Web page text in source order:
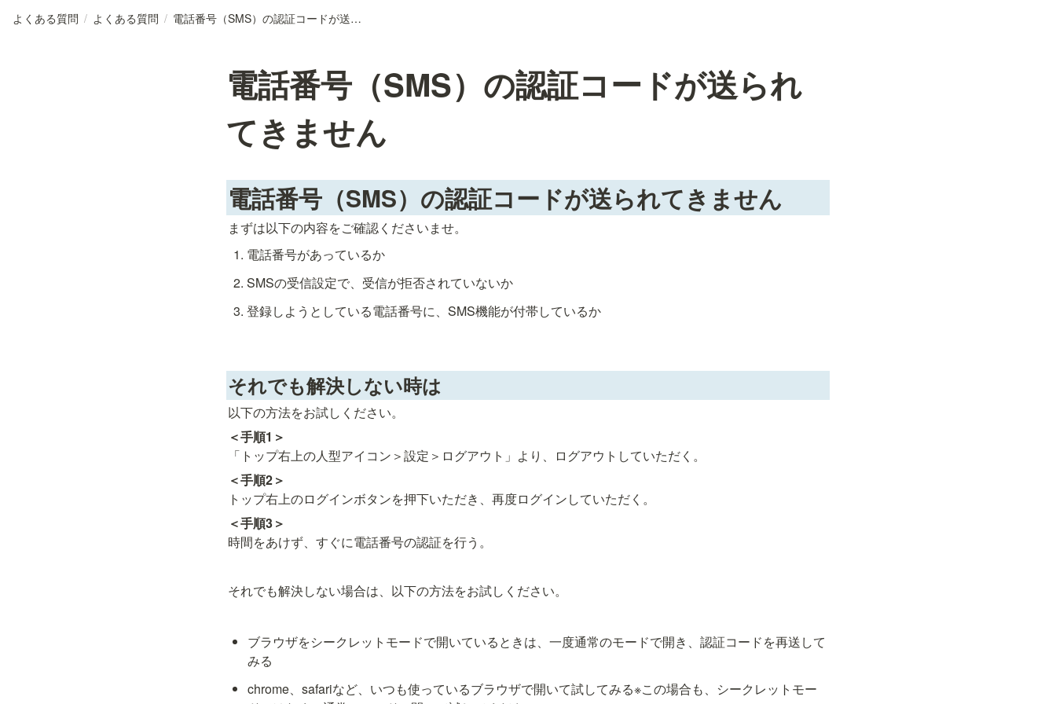
よくある質問 / よくある質問 / 電話番号（SMS）の認証コードが送られてきません
電話番号（SMS）の認証コードが送られ
てきません
電話番号（SMS）の認証コードが送られてきません
まずは以下の内容をご確認くださいませ。
電話番号があっているか
SMSの受信設定で、受信が拒否されていないか
登録しようとしている電話番号に、SMS機能が付帯しているか
それでも解決しない時は
以下の方法をお試しください。
＜手順1＞
「トップ右上の人型アイコン＞設定＞ログアウト」より、ログアウトしていただく。
＜手順2＞
トップ右上のログインボタンを押下いただき、再度ログインしていただく。
＜手順3＞
時間をあけず、すぐに電話番号の認証を行う。
それでも解決しない場合は、以下の方法をお試しください。
ブラウザをシークレットモードで開いているときは、一度通常のモードで開き、認証コードを再送して
みる
chrome、safariなど、いつも使っているブラウザで開いて試してみる※この場合も、シークレットモー